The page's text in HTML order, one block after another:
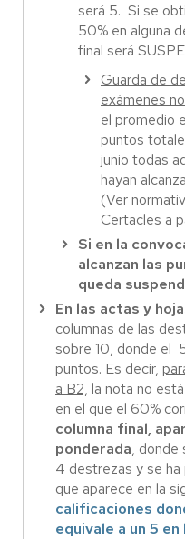
será 5. Si se
50% en alguna
final será
Guarda de
exámenes
el promedio
puntos
junio todas
hayan
(Ver
Certacles a
Si en la
alcanzan las
queda
En las actas y
columnas de las
sobre 10, donde el
puntos. Es decir,
a B2, la nota no
en el que el 60%
columna final,
ponderada, donde
4 destrezas y se ha
que aparece en la
calificaciones
equivale a un 5